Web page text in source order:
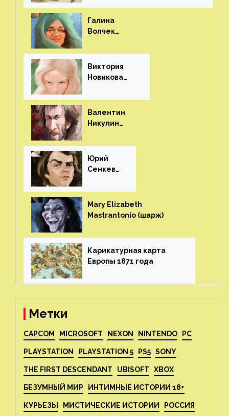
Галина
Волчек
Виктория
Новикова
Валентин
Никулин
Юрий
Сенкеви
Mary Elizabeth
Mastrantonio (шарж)⁠⁠
Карикатурная карта
Европы 1871 года⁠⁠
Метки
CAPCOM MICROSOFT NEXON NINTENDO PC
PLAYSTATION PLAYSTATION 5 PS5 SONY
THE FIRST DESCENDANT UBISOFT XBOX
БЕЗУМНЫЙ МИР ИНТИМНЫЕ ИСТОРИИ 18+
КУРЬЕЗЫ МИСТИЧЕСКИЕ ИСТОРИИ РОССИЯ